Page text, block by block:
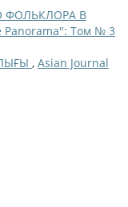
ФОЛЬКЛОРА В
Panorama": Том № 3
, Asian Journal